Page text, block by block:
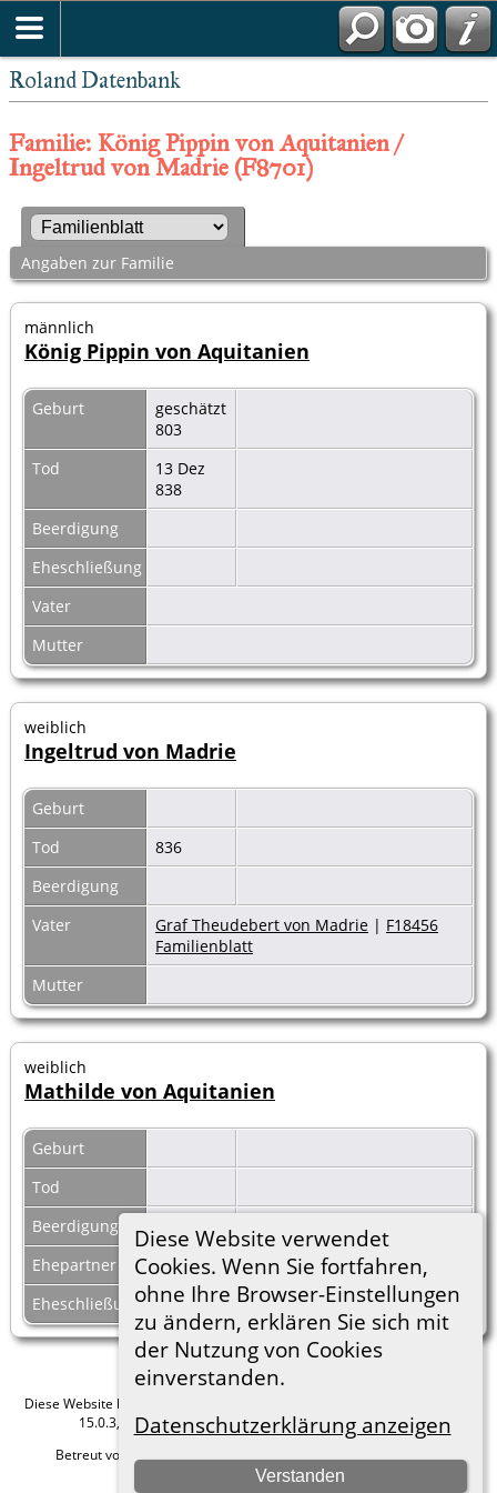
Roland Datenbank
Diese Website verwendet
Cookies. Wenn Sie fortfahren,
ohne Ihre Browser-Einstellungen
zu ändern, erklären Sie sich mit
der Nutzung von Cookies
einverstanden.
Datenschutzerklärung anzeigen
Verstanden
Familie: König Pippin von Aquitanien /
Ingeltrud von Madrie (F8701)
Angaben zur Familie
männlich
König Pippin von Aquitanien
Geburt
geschätzt
803
Tod
13 Dez
838
Beerdigung
Eheschließung
Vater
Mutter
weiblich
Ingeltrud von Madrie
Geburt
Tod
836
Beerdigung
Vater
Graf Theudebert von Madrie | F18456
Familienblatt
Mutter
weiblich
Mathilde von Aquitanien
Geburt
Tod
Beerdigung
Ehepartner
Herzog Gerhard von Poitou|F1848
Eheschließung vor 839
Diese Website läuft mit
15.0.3, programmiert von Darrin Lythgoe © 2001-2026.
Betreut von
Hier geht es zum Impressum